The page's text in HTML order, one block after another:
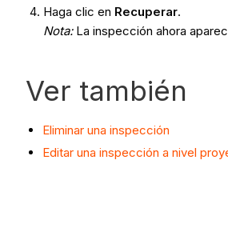
Haga clic en Recuperar.
Nota:La inspección ahora
Ver también
Eliminar una inspección
Editar una inspección a nivel